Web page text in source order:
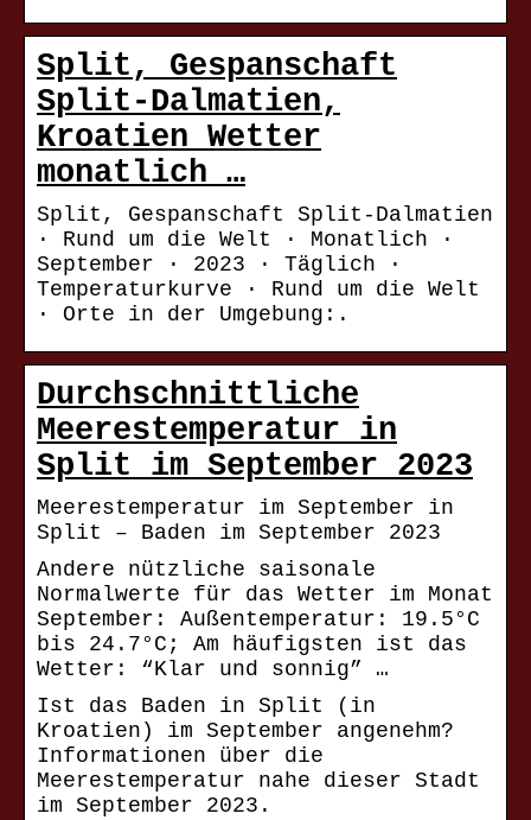
Split, Gespanschaft
Split-Dalmatien,
Kroatien Wetter
monatlich …
Split, Gespanschaft Split-Dalmatien
· Rund um die Welt · Monatlich ·
September · 2023 · Täglich ·
Temperaturkurve · Rund um die Welt
· Orte in der Umgebung:.
Durchschnittliche
Meerestemperatur in
Split im September 2023
Meerestemperatur im September in
Split – Baden im September 2023
Andere nützliche saisonale
Normalwerte für das Wetter im Monat
September: Außentemperatur: 19.5°C
bis 24.7°C; Am häufigsten ist das
Wetter: “Klar und sonnig” …
Ist das Baden in Split (in
Kroatien) im September angenehm?
Informationen über die
Meerestemperatur nahe dieser Stadt
im September 2023.